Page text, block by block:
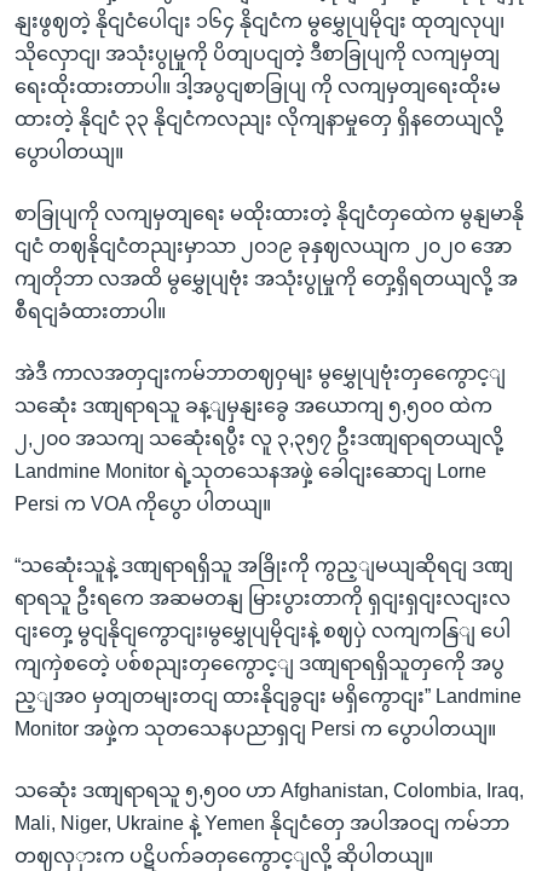
နျးဖွဈတဲ့ နိုငျငံပေါငျး ၁၆၄ နိုငျငံက မွမွှေုပျမိုငျး ထုတျလုပျ၊
သိုလှောငျ၊ အသုံးပွုမှုကို ပိတျပငျတဲ့ ဒီစာခြုပျကို လကျမှတျ
ရေးထိုးထားတာပါ။ ဒါ့အပွငျစာခြုပျ ကို လကျမှတျရေးထိုးမ
ထားတဲ့ နိုငျငံ ၃၃ နိုငျငံကလညျး လိုကျနာမှုတှေ ရှိနတေယျလို့
ပွောပါတယျ။
စာခြုပျကို လကျမှတျရေး မထိုးထားတဲ့ နိုငျငံတှထေဲက မွနျမာနို
ငျငံ တဈနိုငျငံတညျးမှာသာ ၂၀၁၉ ခုနှဈလယျက ၂၀၂၀ အော
ကျတိုဘာ လအထိ မွမွှေုပျဗုံး အသုံးပွုမှုကို တှေ့ရှိရတယျလို့ အ
စီရငျခံထားတာပါ။
အဲဒီ ကာလအတှငျးကမ်ဘာတဈဝှမျး မွမွှေုပျဗုံးတှကွေောင့ျ
သဆေုံး ဒဏျရာရသူ ခန့ျမှနျးခွေ အယောကျ ၅,၅၀၀ ထဲက
၂,၂၀၀ အသကျ သဆေုံးရပွီး လူ ၃,၃၅၇ ဦးဒဏျရာရတယျလို့
Landmine Monitor ရဲ့သုတသေနအဖှဲ့ ခေါငျးဆောငျ Lorne
Persi က VOA ကိုပွော ပါတယျ။
“သဆေုံးသူနဲ့ ဒဏျရာရရှိသူ အခြိုးကို ကွည့ျမယျဆိုရငျ ဒဏျ
ရာရသူ ဦးရကေ အဆမတနျ မြားပွားတာကို ရှငျးရှငျးလငျးလ
ငျးတှေ့ မွငျနိုငျကွောငျး၊မွမွှေုပျမိုငျးနဲ့ စဈပှဲ လကျကနြျ ပေါ
ကျကှဲစတေဲ့ ပစ်စညျးတှကွေောင့ျ ဒဏျရာရရှိသူတှကေို အပွ
ည့ျအဝ မှတျတမျးတငျ ထားနိုငျခွငျး မရှိကွောငျး” Landmine
Monitor အဖှဲ့က သုတသေနပညာရှငျ Persi က ပွောပါတယျ။
သဆေုံး ဒဏျရာရသူ ၅,၅၀၀ ဟာ Afghanistan, Colombia, Iraq,
Mali, Niger, Ukraine နဲ့ Yemen နိုငျငံတှေ အပါအဝငျ ကမ်ဘာ
တဈလှှားက ပဋိပက်ခတှကွေောင့ျလို့ ဆိုပါတယျ။